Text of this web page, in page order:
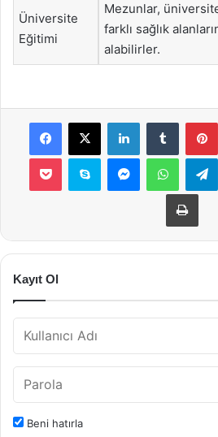
Üniversite
Eğitimi
Mezunlar,
farklı sağlık
alabilirler.
Facebook
X LinkedInTumblr
Pocket Skype Messenger
Kayıt Ol
Beni hatırla